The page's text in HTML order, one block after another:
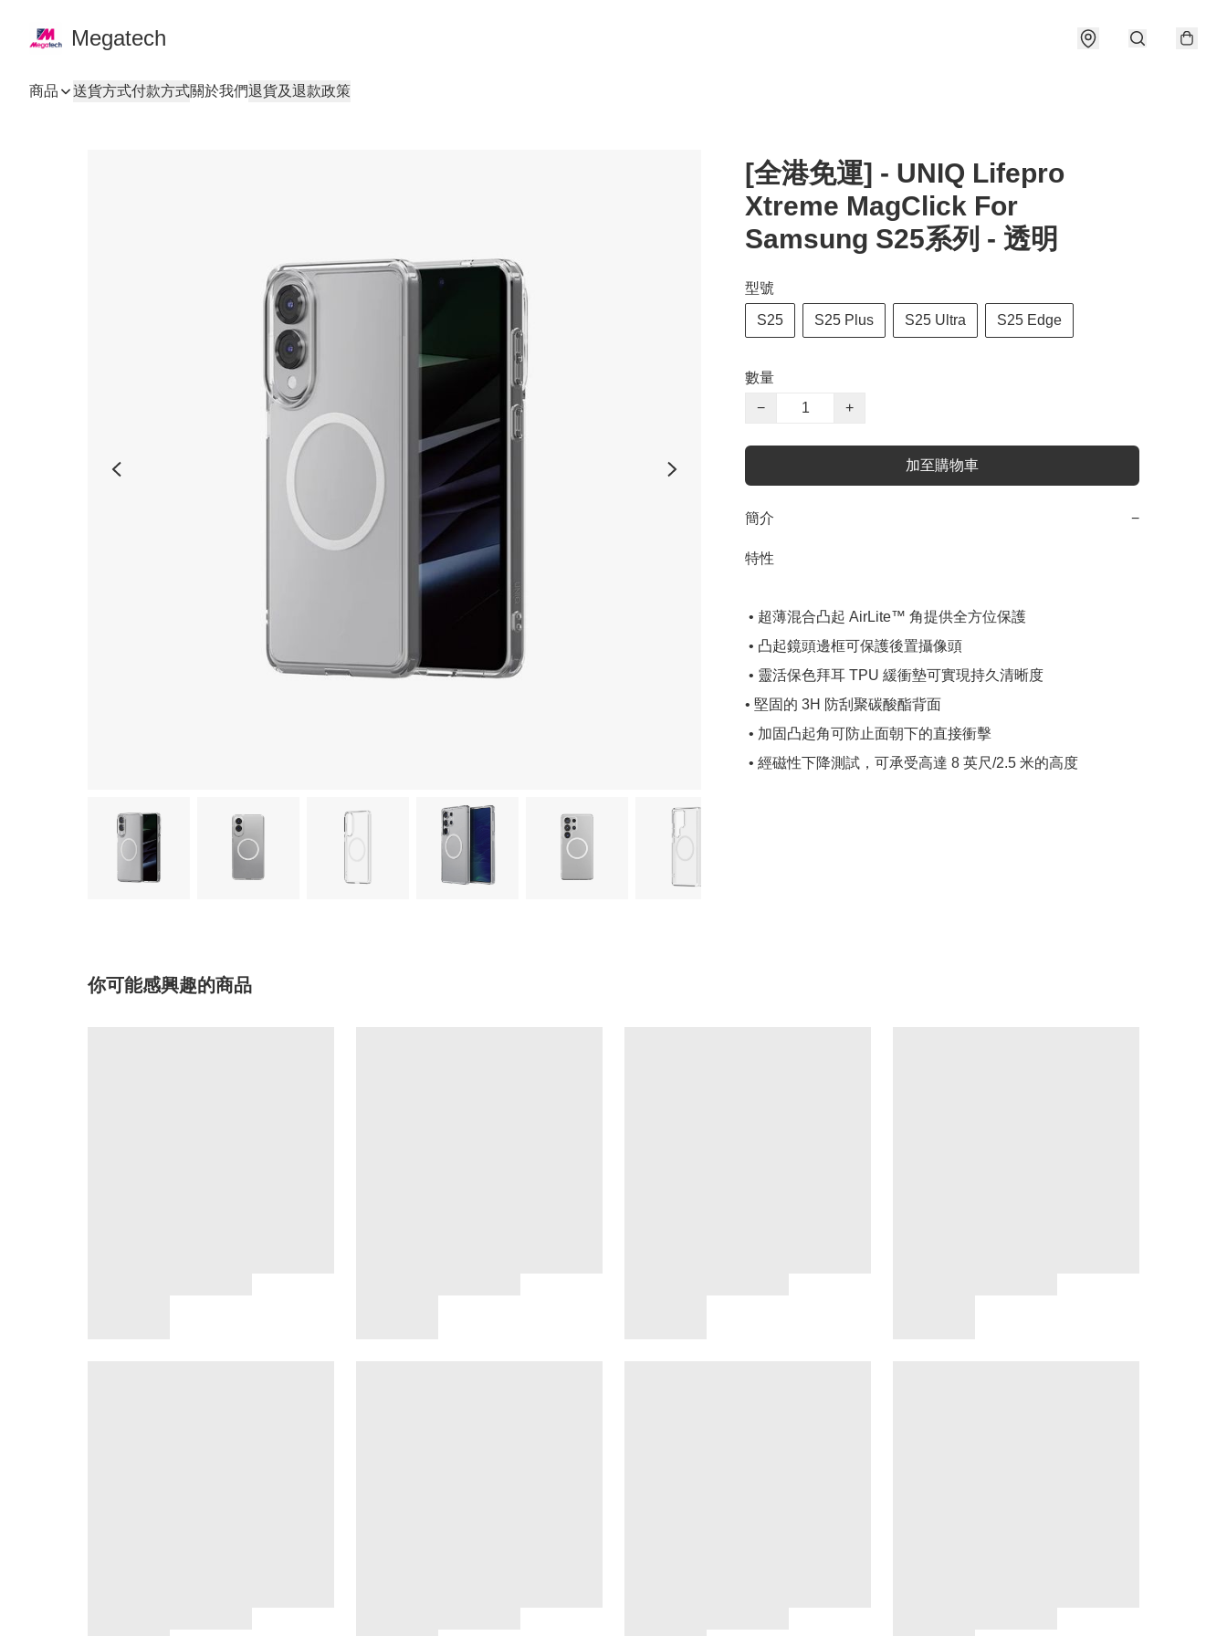
Megatech
商品 送貨方式付款方式關於我們退貨及退款政策
[全港免運] - UNIQ Lifepro
Xtreme MagClick For
Samsung S25系列 - 透明
型號
S25 S25 Plus S25 Ultra S25 Edge
數量
−
+
加至購物車
簡介 −
特性
• 超薄混合凸起 AirLite™ 角提供全方位保護
• 凸起鏡頭邊框可保護後置攝像頭
• 靈活保色拜耳 TPU 緩衝墊可實現持久清晰度
• 堅固的 3H 防刮聚碳酸酯背面
• 加固凸起角可防止面朝下的直接衝擊
• 經磁性下降測試，可承受高達 8 英尺/2.5 米的高度
你可能感興趣的商品